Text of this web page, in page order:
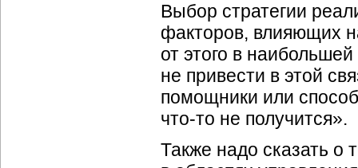
Выбор стратегии
факторов, влияющих
от этого в
не привести в этой
помощники или
что-то не получится».
Также надо сказать о